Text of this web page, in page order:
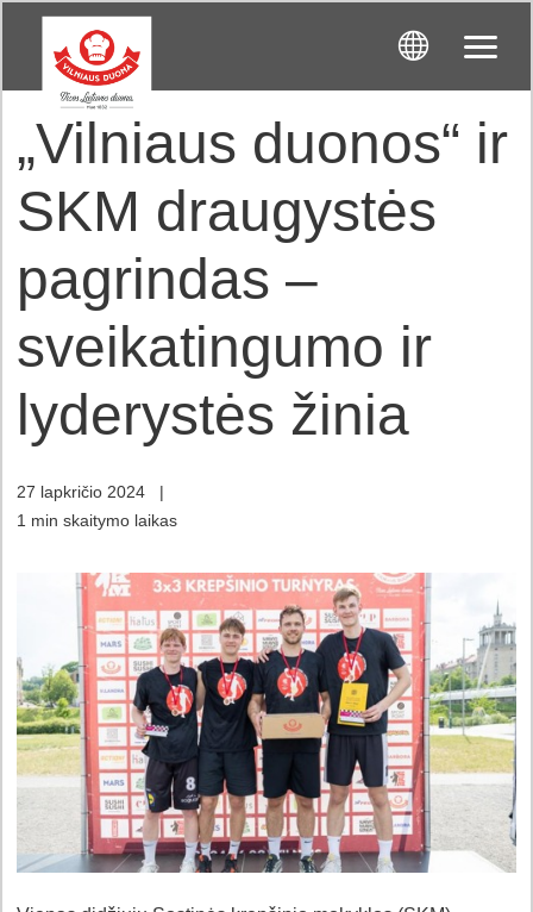
„Vilniaus duonos“ ir
SKM draugystės
pagrindas –
sveikatingumo ir
lyderystės žinia
27 lapkričio 2024
|
1 min skaitymo laikas